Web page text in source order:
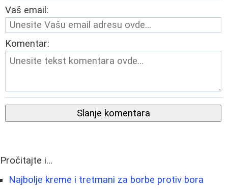
Vaš email:
Komentar:
Slanje komentara
Pročitajte i...
Najbolje kreme i tretmani za borbe protiv bora